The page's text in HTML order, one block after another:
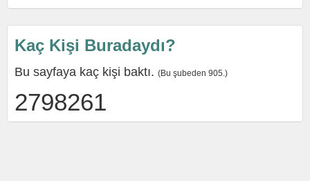
Kaç Kişi Buradaydı?
Bu sayfaya kaç kişi baktı. (Bu şubeden 905.)
2798261